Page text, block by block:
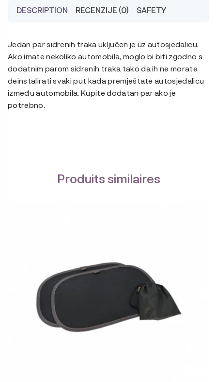
DESCRIPTION RECENZIJE (0) SAFETY
Jedan par sidrenih traka uključen je uz autosjedalicu.
Ako imate nekoliko automobila, moglo bi biti zgodno s
dodatnim parom sidrenih traka tako da ih ne morate
deinstalirati svaki put kada premještate autosjedalicu
između automobila. Kupite dodatan par ako je
potrebno.
Produits similaires